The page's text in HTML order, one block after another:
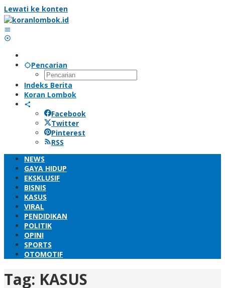
Lewati ke konten
Pencarian
Indeks Berita
Koran Lombok
Facebook
Twitter
Pinterest
RSS
NEWS
GAYA HIDUP
EKSKLUSIF
BISNIS
KASUS
VIRAL
PENDIDIKAN
POLITIK
OPINI
SPORTS
OTOMOTIF
Tag: KASUS